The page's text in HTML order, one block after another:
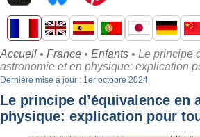
Accueil • France • Enfants • Le principe
astronomie et en physique: explication
Dernière mise à jour : 1er octobre 2024
Le principe d’équivalence en
physique: explication pour